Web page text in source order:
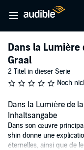
Dans la Lumière
Graal
2 Titel in dieser Serie
Noch
Dans la Lumière de
Inhaltsangabe
Dans son œuvre
shin donne une
éternelles, ainsi que de